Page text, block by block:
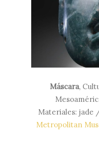
Máscara,
Materiales: jade /
Metropolitan